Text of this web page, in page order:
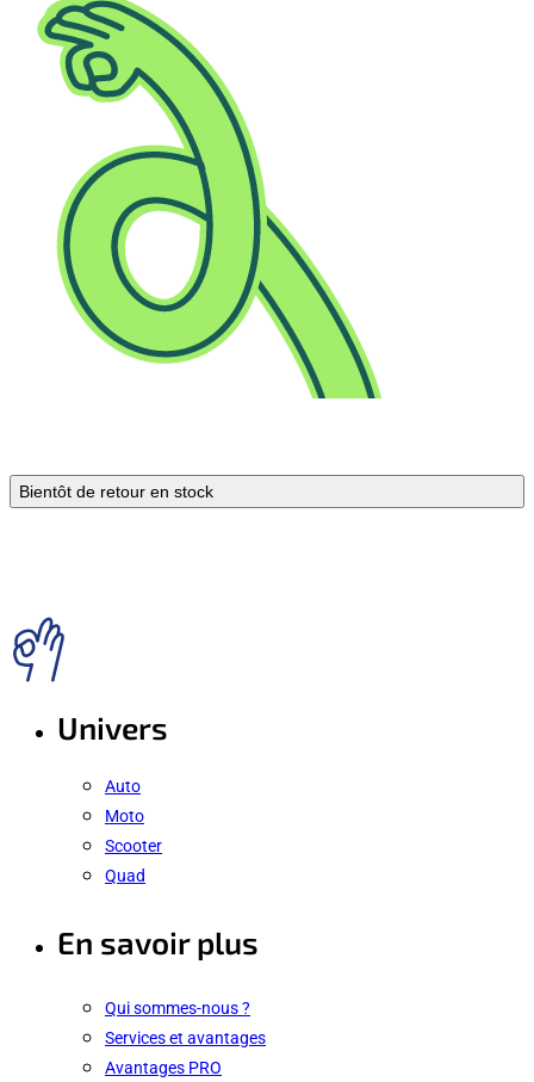
Bientôt de retour en stock
Univers
Auto
Moto
Scooter
Quad
En savoir plus
Qui sommes-nous ?
Services et avantages
Avantages PRO